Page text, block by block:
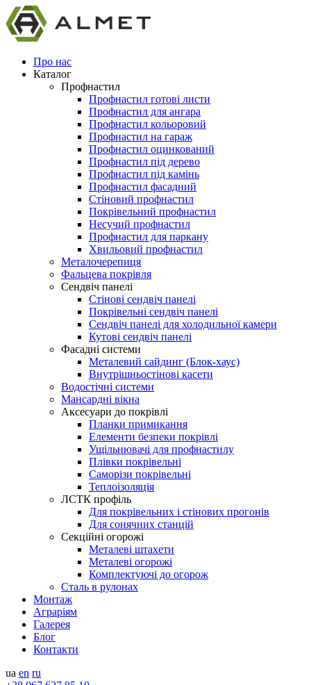
Про нас
Каталог
Профнастил
Профнастил готові листи
Профнастил для ангара
Профнастил кольоровий
Профнастил на гараж
Профнастил оцинкований
Профнастил під дерево
Профнастил під камінь
Профнастил фасадний
Стіновий профнастил
Покрівельний профнастил
Несучий профнастил
Профнастил для паркану
Хвильовий профнастил
Металочерепиця
Фальцева покрівля
Сендвіч панелі
Стінові сендвіч панелі
Покрівельні сендвіч панелі
Сендвіч панелі для холодильної камери
Кутові сендвіч панелі
Фасадні системи
Металевий сайдинг (Блок-хаус)
Внутрішньостінові касети
Водостічні системи
Мансардні вікна
Аксесуари до покрівлі
Планки примикання
Елементи безпеки покрівлі
Ущільнювачі для профнастилу
Плівки покрівельні
Саморізи покрівельні
Теплоізоляція
ЛСТК профіль
Для покрівельних і стінових прогонів
Для сонячних станцій
Секційні огорожі
Металеві штахети
Металеві огорожі
Комплектуючі до огорож
Сталь в рулонах
Монтаж
Аграріям
Галерея
Блог
Контакти
ua en ru